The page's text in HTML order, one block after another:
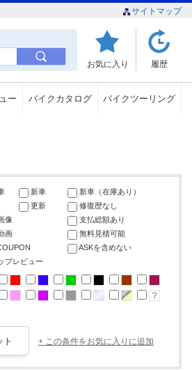
サイトマップ
お気に入り 履歴
ー バイクカタログ バイクツーリング
新車
新車（在庫あり）
更新
修復歴なし
像
支払総額あり
画
無料見積可能
ASKを含めない
プレビュー
+ この条件をお気に入りに追加